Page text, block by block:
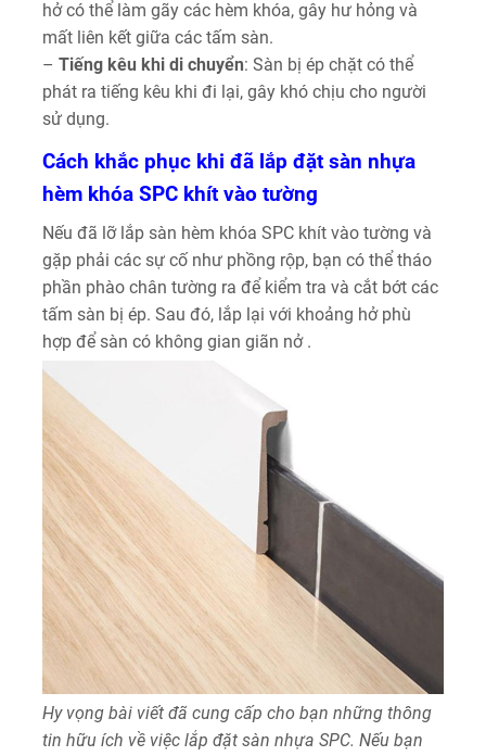
hở có thể làm gãy các hèm khóa, gây hư hỏng và
mất liên kết giữa các tấm sàn.
– Tiếng kêu khi di chuyển: Sàn bị ép chặt có thể
phát ra tiếng kêu khi đi lại, gây khó chịu cho người
sử dụng.
Cách khắc phục khi đã lắp đặt sàn nhựa
hèm khóa SPC khít vào tường
Nếu đã lỡ lắp sàn hèm khóa SPC khít vào tường và
gặp phải các sự cố như phồng rộp, bạn có thể tháo
phần phào chân tường ra để kiểm tra và cắt bớt các
tấm sàn bị ép. Sau đó, lắp lại với khoảng hở phù
hợp để sàn có không gian giãn nở .
Hy vọng bài viết đã cung cấp cho bạn những thông
tin hữu ích về việc lắp đặt sàn nhựa SPC. Nếu bạn